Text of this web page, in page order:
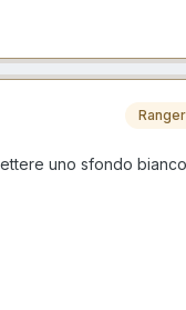
uno sfondo